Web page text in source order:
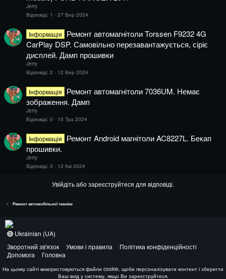
Jerry
Відповіді 1 27 Вер 2024
Інформація
Ремонт автомагнітоли Torssen F9232 4G
CarPlay DSP. Самовільно перезавантажується, сіріє
дисплей. Дамп прошивки
Jerry
Відповіді 2 12 Вер 2024
Інформація
Ремонт автомагнітоли 7036UM. Немає
зображення. Дамп
Jerry
Відповіді 0 15 Тра 2024
Інформація
Ремонт Android магнітоли AC8227L. Бекап
прошивки.
Jerry
Відповіді 0 12 Кві 2024
Увійдіть або зареєструйтеся для відповіді.
Ремонт автомобільної техніки
Ukrainian (UA)
Зворотний зв'язок
Умови і правила
Політика конфіденційності
Допомога
Головна
На цьому сайті використовуються файли cookie, щоби персоналізувати контент і зберегти
Ваш вхід у систему, якщо Ви зареєструйтеся.